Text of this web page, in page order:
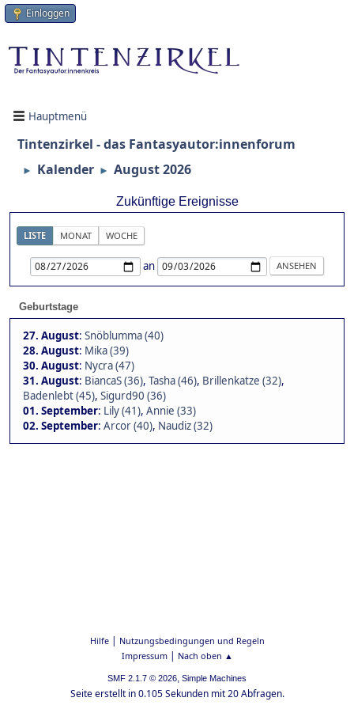
Einloggen
Hauptmenü
Tintenzirkel - das Fantasyautor:innenforum
► Kalender ► August 2026
Zukünftige Ereignisse
LISTE MONAT WOCHE
an
Geburtstage
27. August: Snöblumma (40)
28. August: Mika (39)
30. August: Nycra (47)
31. August: BiancaS (36), Tasha (46), Brillenkatze (32),
Badenlebt (45), Sigurd90 (36)
01. September: Lily (41), Annie (33)
02. September: Arcor (40), Naudiz (32)
Hilfe| Nutzungsbedingungen und Regeln
Impressum| Nach oben ▲
SMF 2.1.7 © 2026, Simple Machines
Seite erstellt in 0.105 Sekunden mit 20 Abfragen.